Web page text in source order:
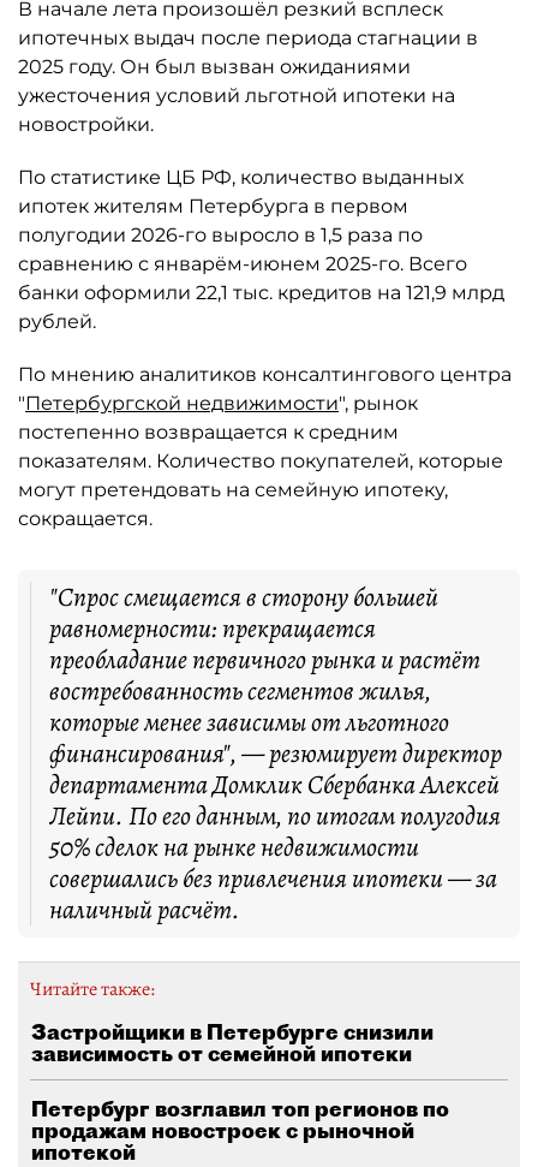
В начале лета произошёл резкий всплеск
ипотечных выдач после периода стагнации в
2025 году. Он был вызван ожиданиями
ужесточения условий льготной ипотеки на
новостройки.
По статистике ЦБ РФ, количество выданных
ипотек жителям Петербурга в первом
полугодии 2026-го выросло в 1,5 раза по
сравнению с январём-июнем 2025-го. Всего
банки оформили 22,1 тыс. кредитов на 121,9 млрд
рублей.
По мнению аналитиков консалтингового центра
"Петербургской недвижимости", рынок
постепенно возвращается к средним
показателям. Количество покупателей, которые
могут претендовать на семейную ипотеку,
сокращается.
"Спрос смещается в сторону большей
равномерности: прекращается
преобладание первичного рынка и растёт
востребованность сегментов жилья,
которые менее зависимы от льготного
финансирования", — резюмирует директор
департамента Домклик Сбербанка Алексей
Лейпи. По его данным, по итогам полугодия
50% сделок на рынке недвижимости
совершались без привлечения ипотеки — за
наличный расчёт.
Читайте также:
Застройщики в Петербурге снизили
зависимость от семейной ипотеки
Петербург возглавил топ регионов по
продажам новостроек с рыночной
ипотекой